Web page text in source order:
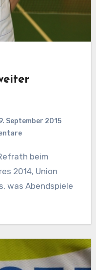
September 2015
2014, Union
was Abendspiele